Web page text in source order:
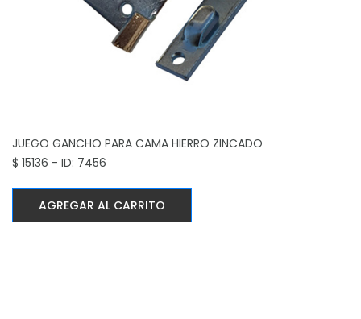
JUEGO GANCHO PARA CAMA HIERRO ZINCADO
$ 15136 - ID: 7456
AGREGAR AL CARRITO